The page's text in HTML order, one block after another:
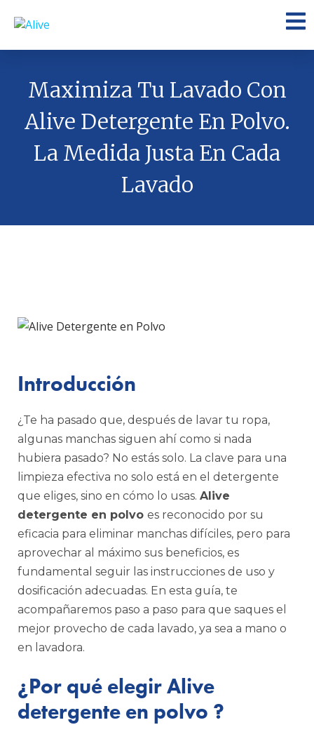
Maximiza Tu Lavado Con
Alive Detergente En Polvo.
La Medida Justa En Cada
Lavado
Introducción
¿Te ha pasado que, después de lavar tu ropa,
algunas manchas siguen ahí como si nada
hubiera pasado? No estás solo. La clave para una
limpieza efectiva no solo está en el detergente
que eliges, sino en cómo lo usas. Alive
detergente en polvo es reconocido por su
eficacia para eliminar manchas difíciles, pero para
aprovechar al máximo sus beneficios, es
fundamental seguir las instrucciones de uso y
dosificación adecuadas. En esta guía, te
acompañaremos paso a paso para que saques el
mejor provecho de cada lavado, ya sea a mano o
en lavadora.
¿Por qué elegir Alive
detergente en polvo ?